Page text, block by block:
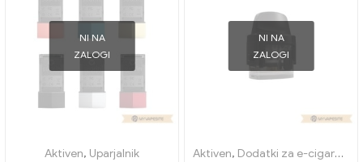
NI NA
ZALOGI
Aktiven, Uparjalnik
NI NA
ZALOGI
Aktiven, Dodatki za e-cigarete